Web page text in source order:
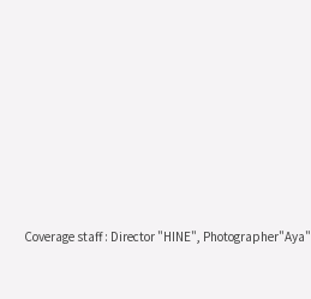
Coverage staff : Director "HINE", Photographer"Aya"